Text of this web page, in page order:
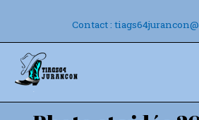
Contact :